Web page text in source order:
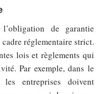
de garantie
réglementaire strict.
lois et règlements qui
Par exemple, dans le
entreprises doivent